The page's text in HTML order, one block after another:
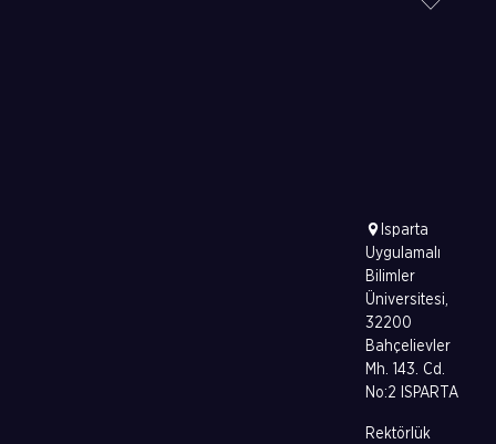
Isparta
Uygulamalı
Bilimler
Üniversitesi,
32200
Bahçelievler
Mh. 143. Cd.
No:2 ISPARTA
Rektörlük